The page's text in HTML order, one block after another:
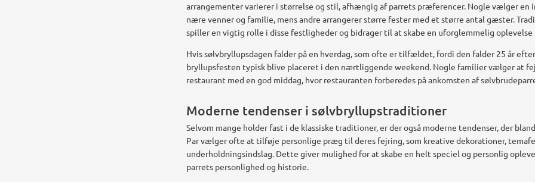
arrangementer varierer i størrelse og stil, afhængig af parrets præferencer. Nogle vælger en
nære venner og familie, mens andre arrangerer større fester med et større antal gæster.
spiller en vigtig rolle i disse festligheder og bidrager til at skabe en uforglemmelig
Hvis sølvbryllupsdagen falder på en hverdag, som ofte er tilfældet, fordi den falder 25 år
bryllupsfesten typisk blive placeret i den nærtliggende weekend. Nogle familier vælger at
restaurant med en god middag, hvor restauranten forberedes på ankomsten af
Moderne tendenser i sølvbryllupstraditioner
Selvom mange holder fast i de klassiske traditioner, er der også moderne tendenser, der
Par vælger ofte at tilføje personlige præg til deres fejring, som kreative dekorationer,
underholdningsindslag. Dette giver mulighed for at skabe en helt speciel og personlig
parrets personlighed og historie.